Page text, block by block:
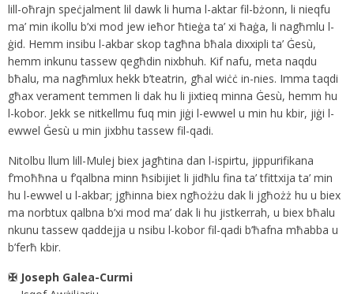
lill-oħrajn speċjalment lil dawk li huma l-aktar fil-bżonn, li nieqfu
ma’ min ikollu b’xi mod jew ieħor ħtieġa ta’ xi ħaġa, li nagħmlu l-
ġid. Hemm insibu l-akbar skop tagħna bħala dixxipli ta’ Ġesù,
hemm inkunu tassew qegħdin nixbhuh. Kif nafu, meta naqdu
bħalu, ma nagħmlux hekk b’teatrin, għal wiċċ in-nies. Imma taqdi
għax verament temmen li dak hu li jixtieq minna Ġesù, hemm hu
l-kobor. Jekk se nitkellmu fuq min jiġi l-ewwel u min hu kbir, jiġi l-
ewwel Ġesù u min jixbhu tassew fil-qadi.
Nitolbu llum lill-Mulej biex jagħtina dan l-ispirtu, jippurifikana
f’moħħna u f’qalbna minn ħsibijiet li jidħlu fina ta’ tfittxija ta’ min
hu l-ewwel u l-akbar; jgħinna biex ngħożżu dak li jgħożż hu u biex
ma norbtux qalbna b’xi mod ma’ dak li hu jistkerrah, u biex bħalu
nkunu tassew qaddejja u nsibu l-kobor fil-qadi b’ħafna mħabba u
b’ferħ kbir.
✠ Joseph Galea-Curmi